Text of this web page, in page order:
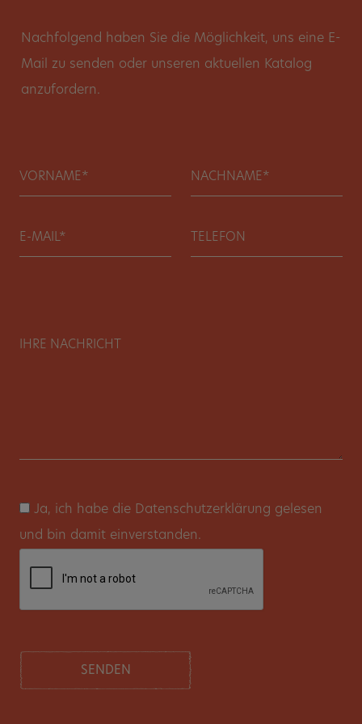
Nachfolgend haben Sie die Möglichkeit, uns eine E-
Mail zu senden oder unseren aktuellen Katalog
anzufordern.
und bin damit einverstanden.